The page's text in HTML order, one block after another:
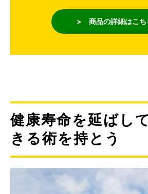
> 商品の詳細はこち
健康寿命を延ばし
きる術を持とう